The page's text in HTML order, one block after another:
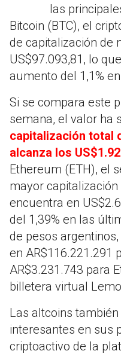
las
Bitcoin (BTC), el
de capitalización de
US$97.093,81, lo
aumento del 1,1%
Si se compara este
semana, el valor ha
capitalización total
alcanza los
Ethereum (ETH), el
mayor
encuentra en
del 1,39% en las
de pesos
en AR$116.221.291
AR$3.231.743 para
billetera virtual
Las altcoins
interesantes en sus
criptoactivo de la